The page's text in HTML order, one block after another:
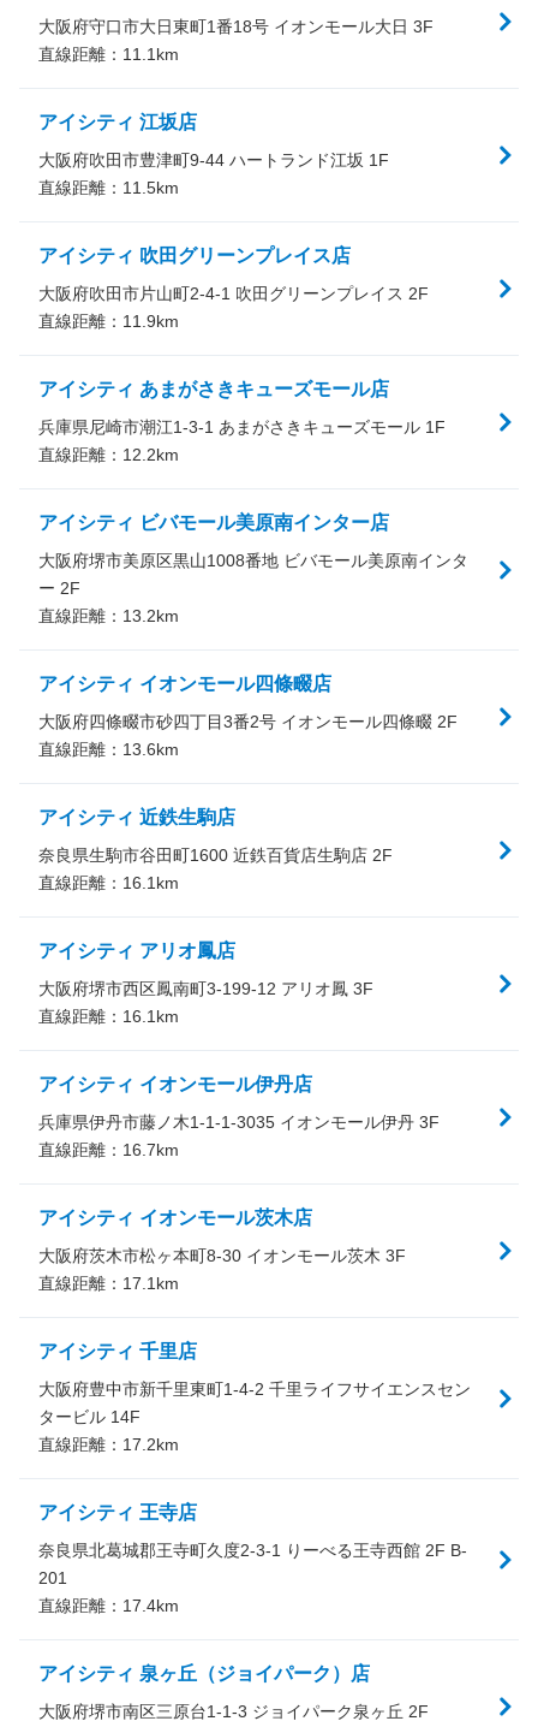
大阪府守口市大日東町1番18号 イオンモール大日 3F
直線距離： 11.1 km
アイシティ 江坂店
大阪府吹田市豊津町9-44 ハートランド江坂 1F
直線距離： 11.5km
アイシティ 吹田グリーンプレイス店
大阪府吹田市片山町2-4-1 吹田グリーンプレイス 2F
直線距離： 11.9km
アイシティ あまがさきキューズモール店
兵庫県尼崎市潮江1-3-1 あまがさきキューズモール 1F
直線距離： 12.2km
アイシティ ビバモール美原南インター店
大阪府堺市美原区黒山1008番地 ビバモール美原南インタ
ー 2F
直線距離： 13.2km
アイシティ イオンモール四條畷店
大阪府四條畷市砂四丁目3番2号 イオンモール四條畷 2F
直線距離： 13.6km
アイシティ 近鉄生駒店
奈良県生駒市谷田町1600 近鉄百貨店生駒店 2F
直線距離： 16.1 km
アイシティ アリオ鳳店
大阪府堺市西区鳳南町3-199-12 アリオ鳳 3F
直線距離： 16.1 km
アイシティ イオンモール伊丹店
兵庫県伊丹市藤ノ木1-1-1-3035 イオンモール伊丹 3F
直線距離： 16.7km
アイシティ イオンモール茨木店
大阪府茨木市松ヶ本町8-30 イオンモール茨木 3F
直線距離： 17.1 km
アイシティ 千里店
大阪府豊中市新千里東町1-4-2 千里ライフサイエンスセン
タービル 14F
直線距離： 17.2km
アイシティ 王寺店
奈良県北葛城郡王寺町久度2-3-1 りーべる王寺西館 2F B-
201
直線距離： 17.4km
アイシティ 泉ヶ丘（ジョイパーク）店
大阪府堺市南区三原台1-1-3 ジョイパーク泉ヶ丘 2F